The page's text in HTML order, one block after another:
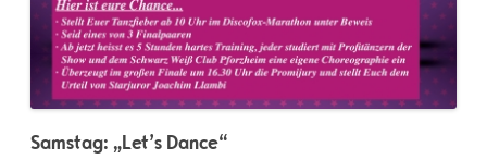
Samstag: „Let’s Dance“